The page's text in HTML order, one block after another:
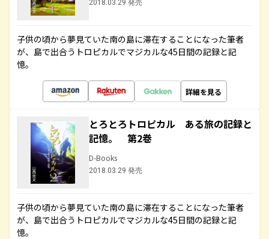
2018.03.29 発売
子供の頃から夢見ていた南の島に滞在することになった筆者
が、島で出合うトロピカルでマジカルな45日間の記録と記
憶。
詳細を見る
とろとろトロピカル ある旅の記録と
記憶。 第2巻
D-Books
2018.03.29 発売
子供の頃から夢見ていた南の島に滞在することになった筆者
が、島で出合うトロピカルでマジカルな45日間の記録と記
憶。